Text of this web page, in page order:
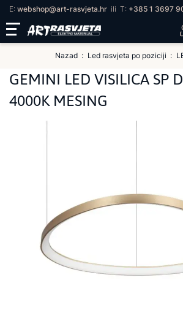
E: webshop@art-rasvjeta.hr ili T: +385 1 3697
Nazad Led rasvjeta po poziciji
GEMINI LED VISILICA SP
4000K MESING